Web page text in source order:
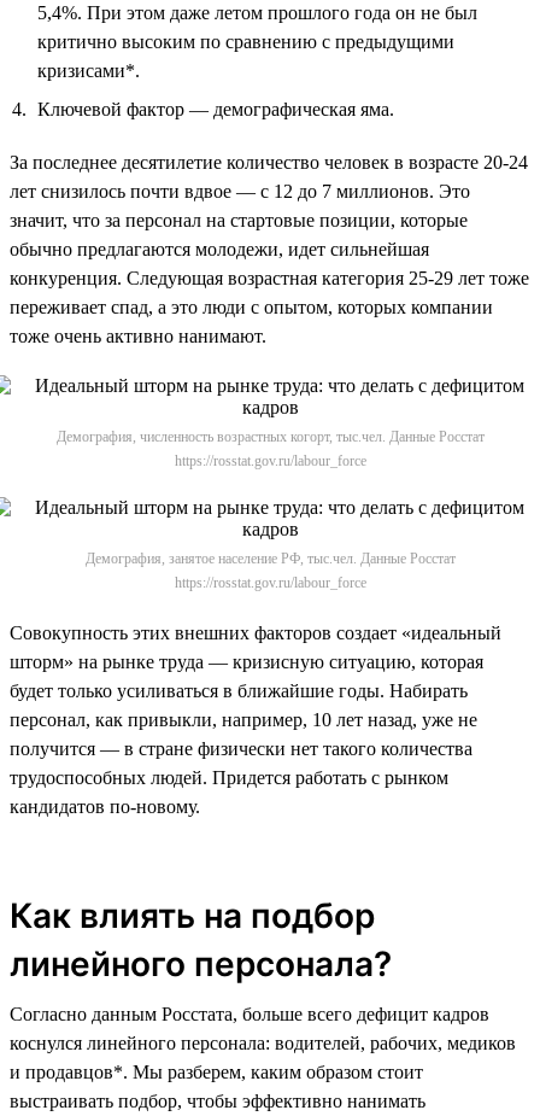
5,4%. При этом даже летом прошлого года он не был
критично высоким по сравнению с предыдущими
кризисами*.
Ключевой фактор — демографическая яма.
За последнее десятилетие количество человек в возрасте 20-24
лет снизилось почти вдвое — с 12 до 7 миллионов. Это
значит, что за персонал на стартовые позиции, которые
обычно предлагаются молодежи, идет сильнейшая
конкуренция. Следующая возрастная категория 25-29 лет тоже
переживает спад, а это люди с опытом, которых компании
тоже очень активно нанимают.
Демография, численность возрастных когорт, тыс.чел. Данные Росстат
https://rosstat.gov.ru/labour_force
Демография, занятое население РФ, тыс.чел. Данные Росстат
https://rosstat.gov.ru/labour_force
Совокупность этих внешних факторов создает «идеальный
шторм» на рынке труда — кризисную ситуацию, которая
будет только усиливаться в ближайшие годы. Набирать
персонал, как привыкли, например, 10 лет назад, уже не
получится — в стране физически нет такого количества
трудоспособных людей. Придется работать с рынком
кандидатов по-новому.
Как влиять на подбор
линейного персонала?
Согласно данным Росстата, больше всего дефицит кадров
коснулся линейного персонала: водителей, рабочих, медиков
и продавцов*. Мы разберем, каким образом стоит
выстраивать подбор, чтобы эффективно нанимать